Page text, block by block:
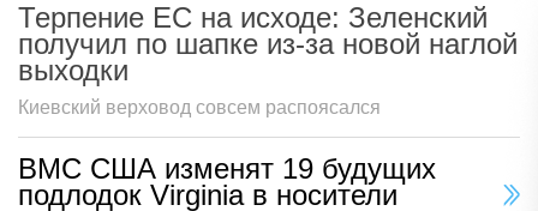
Терпение ЕС на исходе: Зеленский
получил по шапке из-за новой наглой
выходки
Киевский верховод совсем распоясался
ВМС США изменят 19 будущих
подлодок Virginia в носители